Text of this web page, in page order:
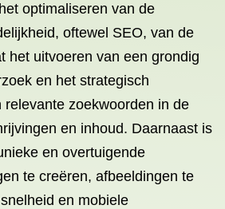
optimaliseren van de
oftewel SEO, van de
het uitvoeren van een grondig
en het strategisch
relevante zoekwoorden in de
en inhoud. Daarnaast is
en overtuigende
te creëren, afbeeldingen te
en mobiele